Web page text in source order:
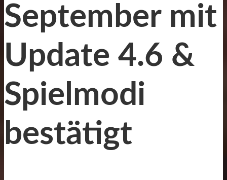
September mit
Update 4.6 &
Spielmodi
bestätigt